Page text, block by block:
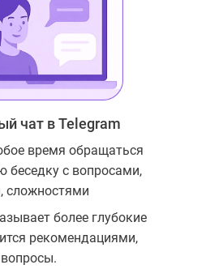
чат в Telegram
время обращаться
беседку с вопросами,
сложностями
более глубокие
рекомендациями,